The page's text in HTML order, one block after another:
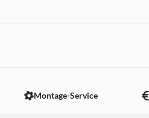
Montage-Service